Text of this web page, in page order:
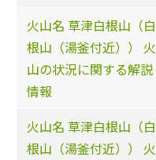
火山名 草津白根山（白
根山（湯釜付近）） 火
山の状況に関する解説
情報
火山名 草津白根山（白
根山（湯釜付近）） 火